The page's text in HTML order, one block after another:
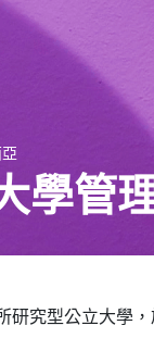
學管
研究型公立大學，